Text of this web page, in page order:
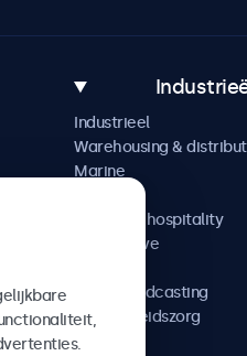
Industrieel
Warehousing &
Marine
Horeca & hospitality
Automotive
AV & Broadcasting
Gezondheidszorg